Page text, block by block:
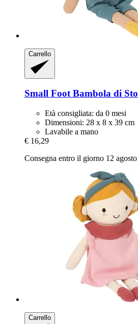
Carrello
Small FootBambola di
Età consigliata: da 0 mesi
Dimensioni: 28 x 8 x 39 cm
Lavabile a mano
€ 16,29
Consegna entro il giorno 12 agosto
Carrello